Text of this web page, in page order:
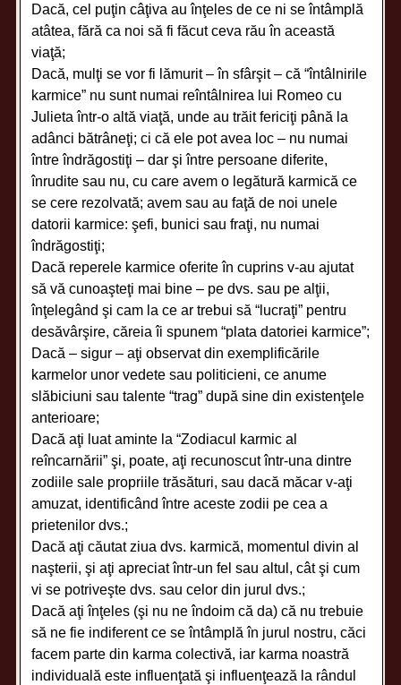
Dacă, cel puţin câţiva au înţeles de ce ni se întâmplă
atâtea, fără ca noi să fi făcut ceva rău în această
viaţă;
Dacă, mulţi se vor fi lămurit – în sfârşit – că “întâlnirile
karmice” nu sunt numai reîntâlnirea lui Romeo cu
Julieta într-o altă viaţă, unde au trăit fericiţi până la
adânci bătrâneţi; ci că ele pot avea loc – nu numai
între îndrăgostiţi – dar şi între persoane diferite,
înrudite sau nu, cu care avem o legătură karmică ce
se cere rezolvată; avem sau au faţă de noi unele
datorii karmice: şefi, bunici sau fraţi, nu numai
îndrăgostiţi;
Dacă reperele karmice oferite în cuprins v-au ajutat
să vă cunoaşteţi mai bine – pe dvs. sau pe alţii,
înţelegând şi cam la ce ar trebui să “lucraţi” pentru
desăvârşire, căreia îi spunem “plata datoriei karmice”;
Dacă – sigur – aţi observat din exemplificările
karmelor unor vedete sau politicieni, ce anume
slăbiciuni sau talente “trag” după sine din existenţele
anterioare;
Dacă aţi luat aminte la “Zodiacul karmic al
reîncarnării” şi, poate, aţi recunoscut într-una dintre
zodiile sale propriile trăsături, sau dacă măcar v-aţi
amuzat, identificând între aceste zodii pe cea a
prietenilor dvs.;
Dacă aţi căutat ziua dvs. karmică, momentul divin al
naşterii, şi aţi apreciat într-un fel sau altul, cât şi cum
vi se potriveşte dvs. sau celor din jurul dvs.;
Dacă aţi înţeles (şi nu ne îndoim că da) că nu trebuie
să ne fie indiferent ce se întâmplă în jurul nostru, căci
facem parte din karma colectivă, iar karma noastră
individuală este influenţată şi influenţează la rândul